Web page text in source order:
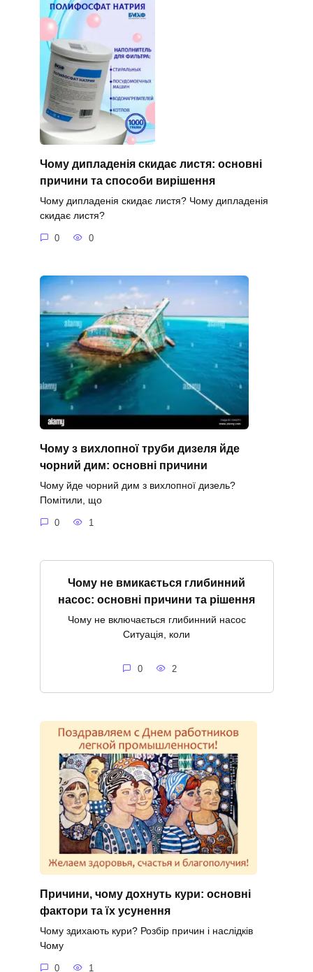
Чому дипладенія скидає листя: основні
причини та способи вирішення
Чому дипладенія скидає листя? Чому дипладенія
скидає листя?
0 0
Чому з вихлопної труби дизеля йде
чорний дим: основні причини
Чому йде чорний дим з вихлопної дизель?
Помітили, що
0 1
Чому не вмикається глибинний
насос: основні причини та рішення
Чому не включається глибинний насос
Ситуація, коли
0 2
Причини, чому дохнуть кури: основні
фактори та їх усунення
Чому здихають кури? Розбір причин і наслідків
Чому
0 1